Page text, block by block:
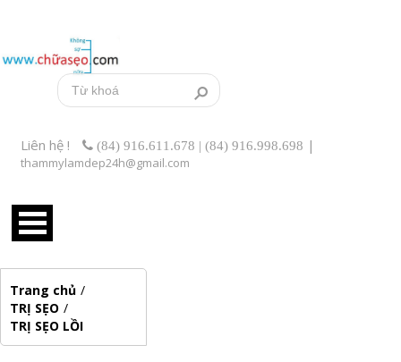
Liên hệ ! (84) 916.611.678 | (84) 916.998.698 |
thammylamdep24h@gmail.com
Trang chủ /
TRỊ SẸO /
TRỊ SẸO LỒI